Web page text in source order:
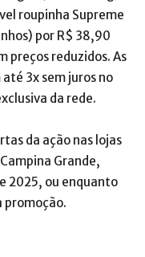
roupinha Supreme
por R$ 38,90
preços reduzidos. As
3x sem juros no
da rede.
da ação nas lojas
Grande,
2025, ou enquanto
promoção.